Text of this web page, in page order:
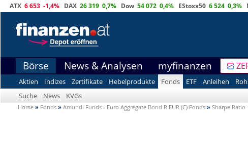
ATX 6 653 -1,4% DAX 26 319 0,7% Dow 54 072 0,4% EStoxx50 6 524 0,3%
Börse News & Analysen myfinanzen
Aktien Indizes Zertifikate Hebelprodukte Fonds ETF Anleihen
Suche
News KVGs
Home » Fonds » Amundi Funds - Euro Aggregate Bond R EUR (C) Fonds » Sharpe Ratio